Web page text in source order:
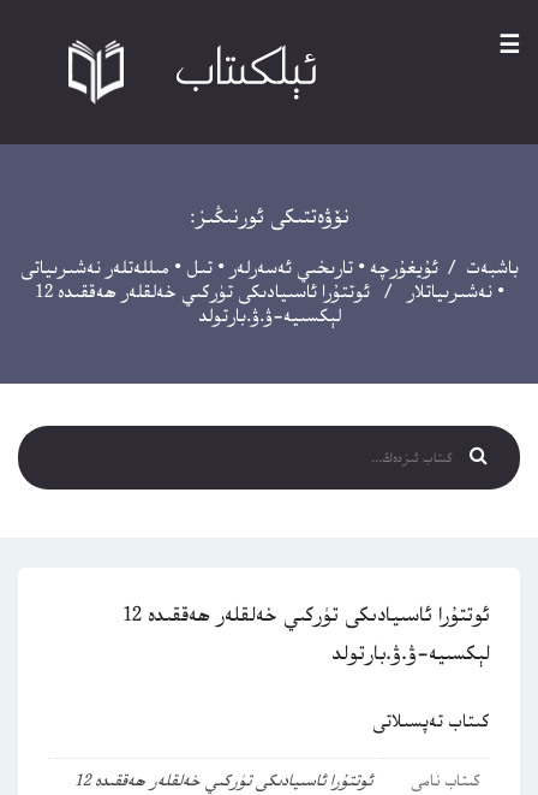
☰
نۆۋەتتىكى ئورنىڭىز:
باشبەت /ئۇيغۇرچە •تارىخىي ئەسەرلەر •تىل • مىللەتلەر نەشىرىياتى
•نەشىرىياتلار
/ ئوتتۇرا ئاسىيادىكى تۈركىي خەلقلەر ھەققىدە 12
لېكسىيە-ۋ.ۋ.بارتولد
ئوتتۇرا ئاسىيادىكى تۈركىي خەلقلەر ھەققىدە 12
لېكسىيە-ۋ.ۋ.بارتولد
كىتاب تەپسىلاتى
كىتاب نامى
ئوتتۇرا ئاسىيادىكى تۈركىي خەلقلەر ھەققىدە 12